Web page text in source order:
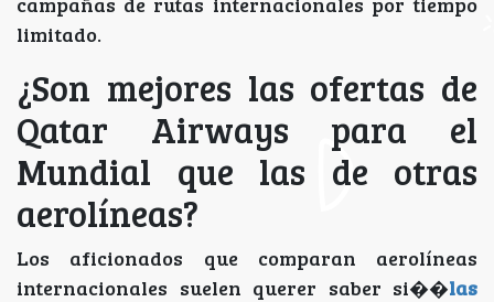
limitado.
¿Son mejores las ofertas de
Qatar Airways para el
Mundial que las de otras
aerolíneas?
Los aficionados que comparan aerolíneas
internacionales suelen querer saber si��las